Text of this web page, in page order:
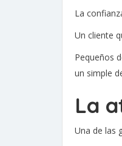
La
Un cliente
Pequeños
un simple
La
Una de las